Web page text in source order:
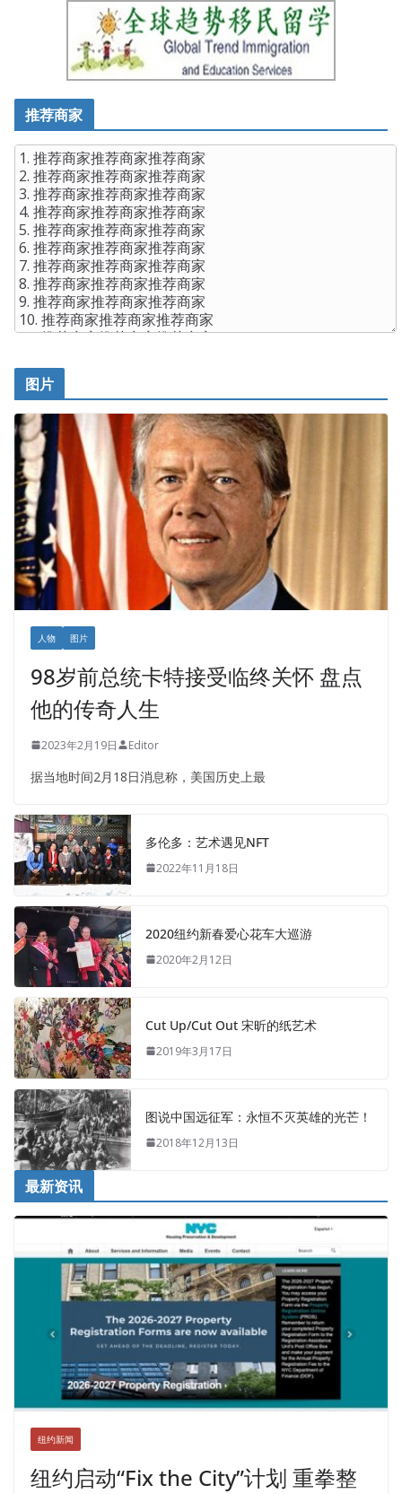
推荐商家
图片
人物 图片
98岁前总统卡特接受临终关怀 盘点
他的传奇人生
2023年2月19日 Editor
据当地时间2月18日消息称，美国历史上最
多伦多：艺术遇见NFT
2022年11月18日
2020纽约新春爱心花车大巡游
2020年2月12日
Cut Up/Cut Out 宋昕的纸艺术
2019年3月17日
图说中国远征军：永恒不灭英雄的光芒！
2018年12月13日
最新资讯
纽约新闻
纽约启动“Fix the City”计划 重拳整